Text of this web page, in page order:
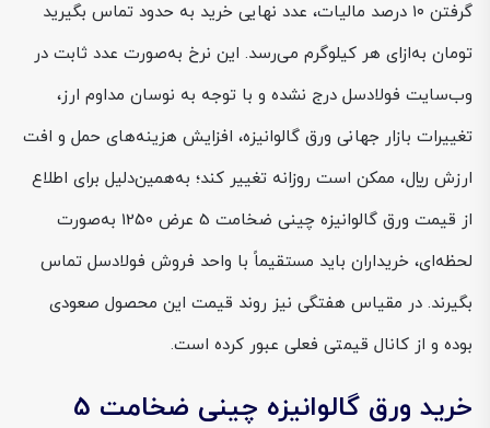
گرفتن ۱۰ درصد مالیات، عدد نهایی خرید به حدود تماس بگیرید
تومان به‌ازای هر کیلوگرم می‌رسد. این نرخ به‌صورت عدد ثابت در
وب‌سایت فولادسل درج نشده و با توجه به نوسان مداوم ارز،
تغییرات بازار جهانی ورق گالوانیزه، افزایش هزینه‌های حمل و افت
ارزش ريال، ممکن است روزانه تغییر کند؛ به‌همین‌دلیل برای اطلاع
از قیمت ورق گالوانیزه چینی ضخامت 5 عرض 1250 به‌صورت
لحظه‌ای، خریداران باید مستقیماً با واحد فروش فولادسل تماس
بگیرند. در مقیاس هفتگی نیز روند قیمت این محصول صعودی
بوده و از کانال قیمتی فعلی عبور کرده است.
خرید ورق گالوانیزه چینی ضخامت 5